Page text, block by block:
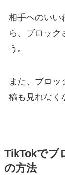
相手へのいい
ら、ブロック
う。
また、ブロッ
稿も見れなく
TikTokでブ
の方法